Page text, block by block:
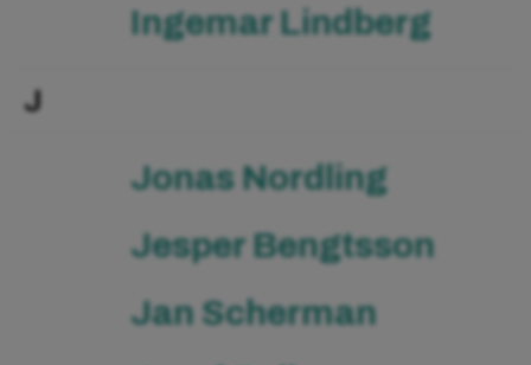
Ingemar Lindberg
J
Jonas Nordling
Jesper Bengtsson
Jan Scherman